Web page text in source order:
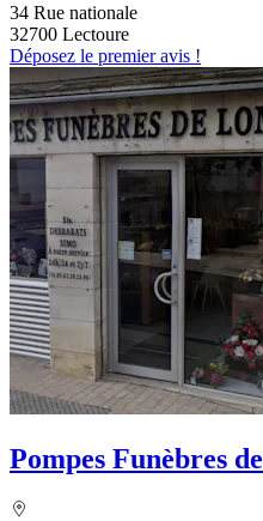
34 Rue nationale
32700 Lectoure
Déposez le premier avis !
Pompes Funèbres